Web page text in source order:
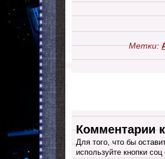
Метки:
Комментарии
Для того, что бы
используйте кнопки